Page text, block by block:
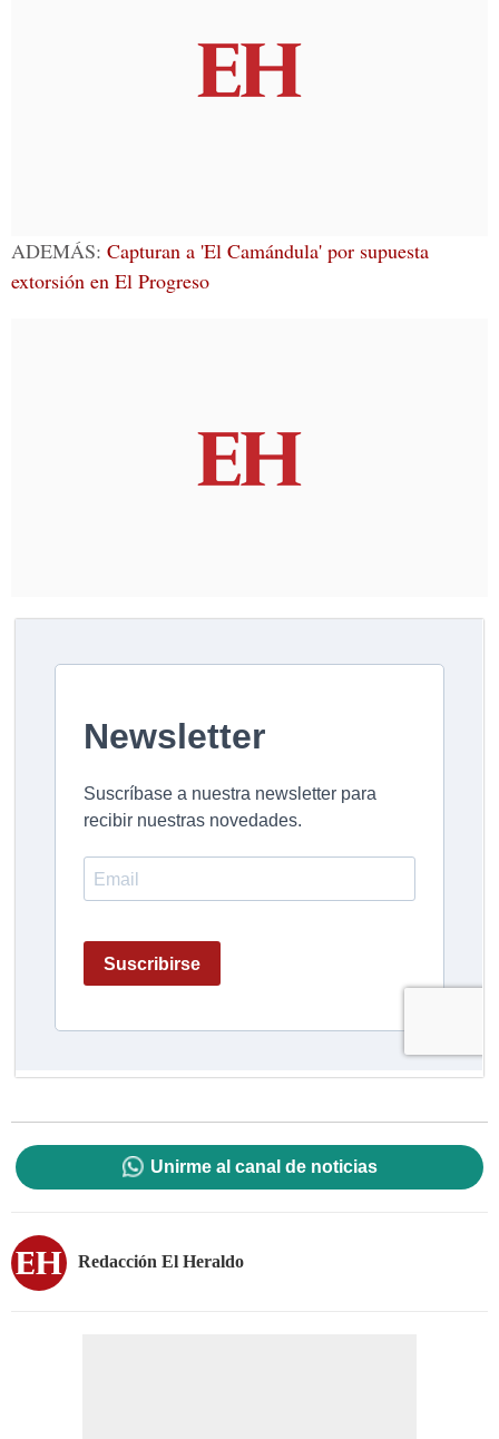
ADEMÁS: Capturan a 'El Camándula' por supuesta
extorsión en El Progreso
Unirme al canal de noticias
Redacción El Heraldo